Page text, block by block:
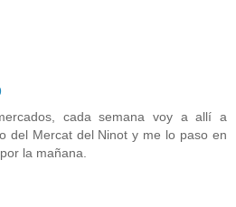
cada semana voy a allí a
del Mercat del Ninot y me lo paso en
la mañana.